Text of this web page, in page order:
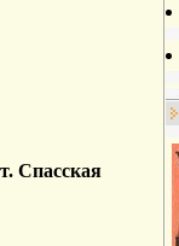
Спасская